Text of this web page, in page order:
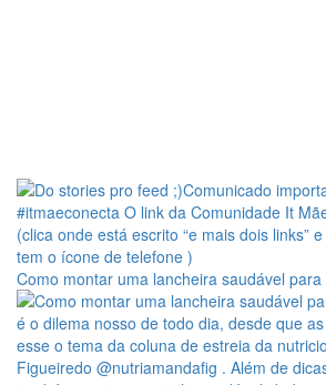
Como montar uma lancheira saudável para